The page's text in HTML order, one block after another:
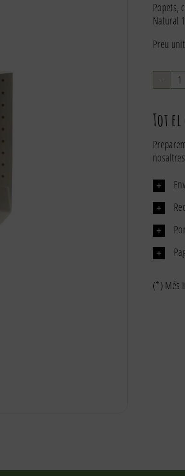
Popets,
Natural
Preu
Tot el
(*) Més